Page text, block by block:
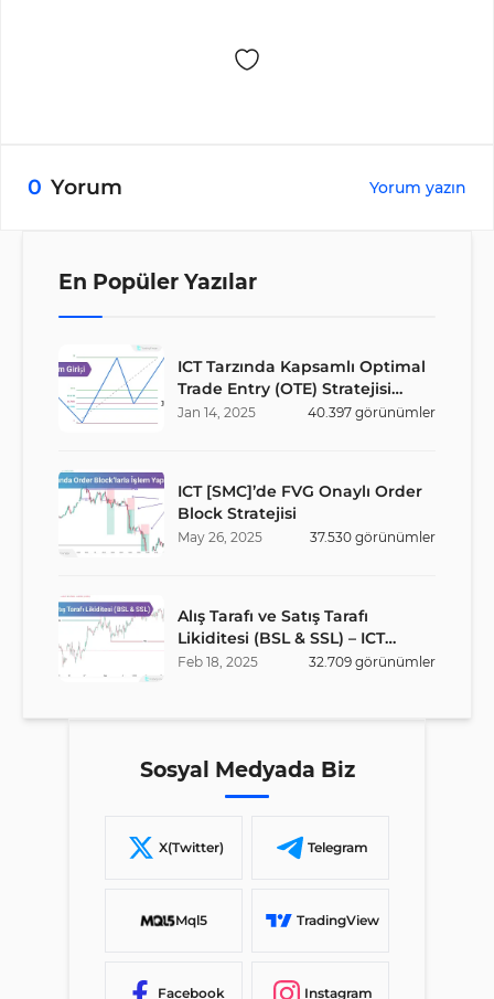
0 Yorum Yorum yazın
En Popüler Yazılar
ICT Tarzında Kapsamlı Optimal
Trade Entry (OTE) Stratejisi
Rehberi
Jan 14, 2025 40.397 görünümler
ICT [SMC]’de FVG Onaylı Order
Block Stratejisi
May 26, 2025 37.530 görünümler
Alış Tarafı ve Satış Tarafı
Likiditesi (BSL & SSL) – ICT
Stratejisi
Feb 18, 2025 32.709 görünümler
Sosyal Medyada Biz
X(Twitter) Telegram
Mql5 TradingView
Facebook Instagram